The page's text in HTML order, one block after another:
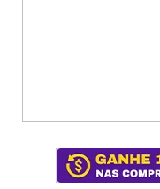
7º
Xicara
Tapete
Aparelho Jantar